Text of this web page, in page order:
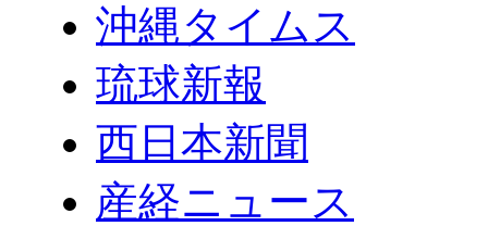
沖縄タイムス
琉球新報
西日本新聞
産経ニュース